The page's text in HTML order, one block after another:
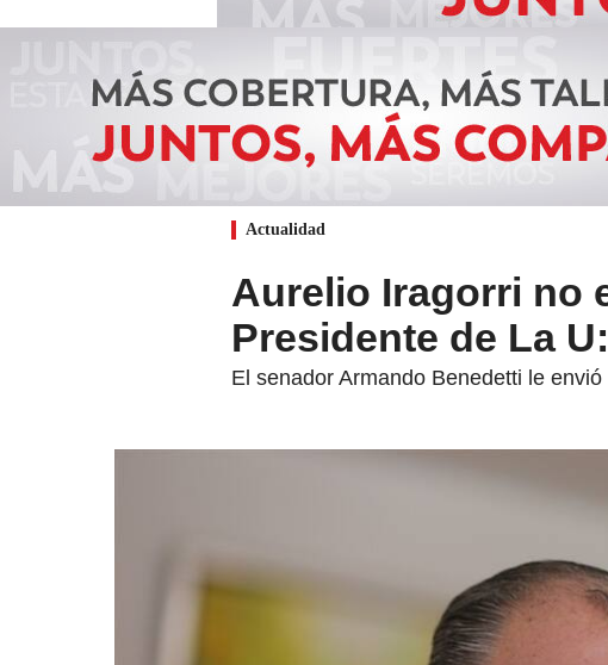
Actualidad
Aurelio Iragorri no
Presidente de La
El senador Armando Benedetti le